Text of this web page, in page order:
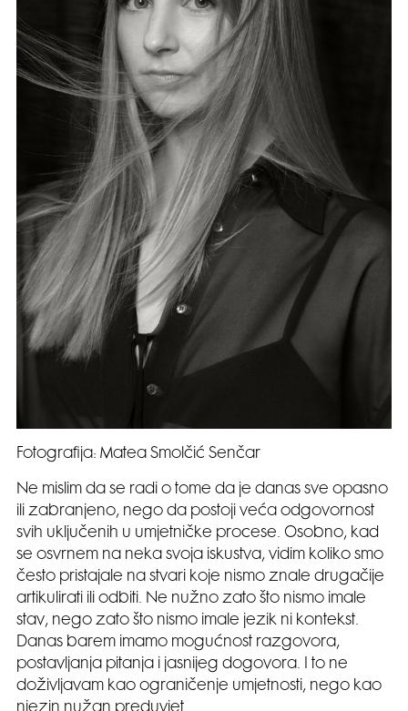
Fotografija: Matea Smolčić Senčar
Ne mislim da se radi o tome da je danas sve opasno
ili zabranjeno, nego da postoji veća odgovornost
svih uključenih u umjetničke procese. Osobno, kad
se osvrnem na neka svoja iskustva, vidim koliko smo
često pristajale na stvari koje nismo znale drugačije
artikulirati ili odbiti. Ne nužno zato što nismo imale
stav, nego zato što nismo imale jezik ni kontekst.
Danas barem imamo mogućnost razgovora,
postavljanja pitanja i jasnijeg dogovora. I to ne
doživljavam kao ograničenje umjetnosti, nego kao